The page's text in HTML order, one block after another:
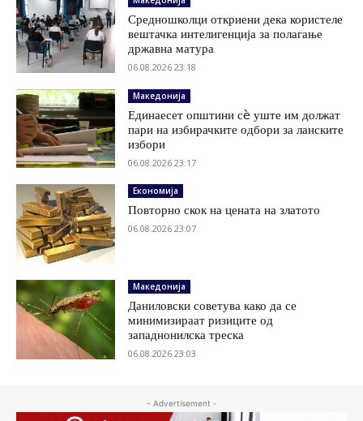
Средношколци откриени дека користеле
вештачка интелигенција за полагање
државна матура
06.08.2026 23:18
Македонија
Единаесет општини сè уште им должат
пари на избирачките одбори за ланските
избори
06.08.2026 23:17
Економија
Повторно скок на цената на златото
06.08.2026 23:07
Македонија
Даниловски советува како да се
минимизираат ризиците од
западнонилска треска
06.08.2026 23:03
- Advertisement -